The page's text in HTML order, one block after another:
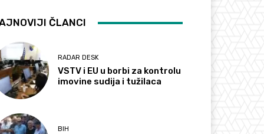
ČLANCI
RADAR DESK
VSTV i EU u borbi za kontrolu
imovine sudija i tužilaca
BIH